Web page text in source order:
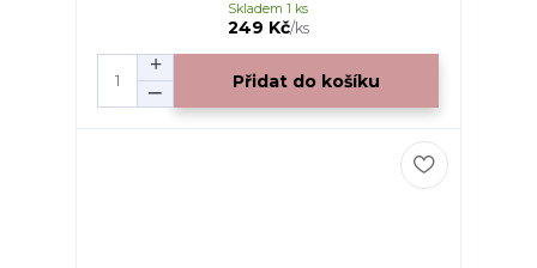
249 Kč/ks
Skladem 1 ks
Přidat do košíku